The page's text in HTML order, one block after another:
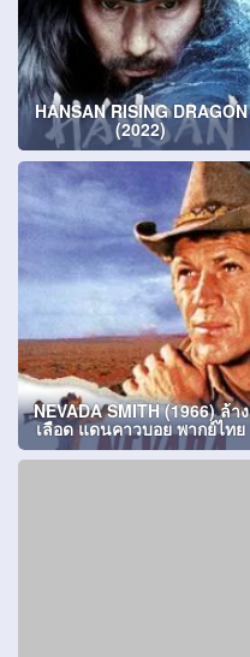
HANSAN RISING DRAGON
(2022)
NEVADA SMITH (1966) ล้าง
เลือด แดนคาวบอย พากย์ไทย